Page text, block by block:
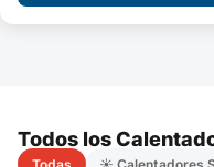
Todos los